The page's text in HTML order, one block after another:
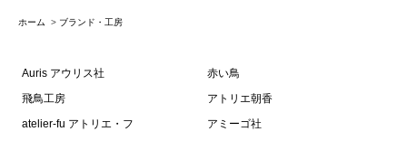
ホーム > ブランド・工房
Auris アウリス社
赤い鳥
飛鳥工房
アトリエ朝香
atelier-fu アトリエ・フ
アミーゴ社